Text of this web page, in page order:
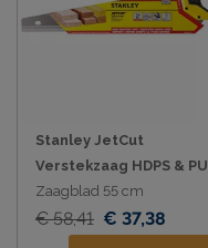
Stanley JetCut
Verstekzaag HDPS & PU
Zaagblad 55 cm
€ 58,41 € 37,38